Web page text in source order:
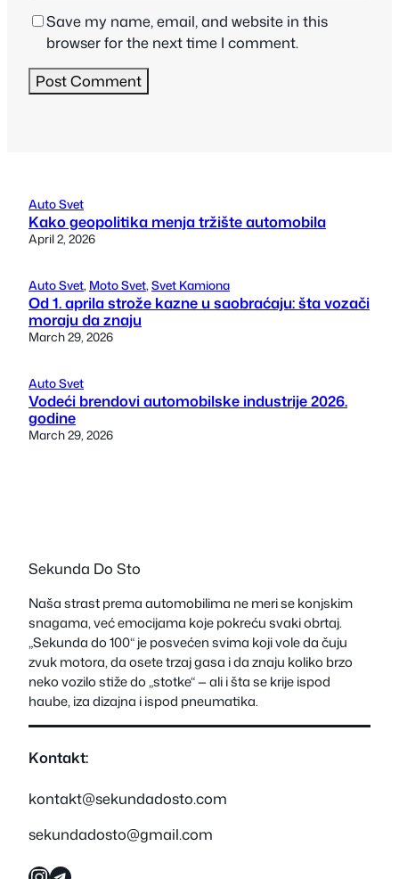
Save my name, email, and website in this
browser for the next time I comment.
Auto Svet
Kako geopolitika menja tržište automobila
April 2, 2026
Auto Svet, Moto Svet, Svet Kamiona
Od 1. aprila strože kazne u saobraćaju: šta vozači
moraju da znaju
March 29, 2026
Auto Svet
Vodeći brendovi automobilske industrije 2026.
godine
March 29, 2026
Sekunda Do Sto
Naša strast prema automobilima ne meri se konjskim
snagama, već emocijama koje pokreću svaki obrtaj.
„Sekunda do 100“ je posvećen svima koji vole da čuju
zvuk motora, da osete trzaj gasa i da znaju koliko brzo
neko vozilo stiže do „stotke“ — ali i šta se krije ispod
haube, iza dizajna i ispod pneumatika.
Kontakt:
kontakt@sekundadosto.com
sekundadosto@gmail.com